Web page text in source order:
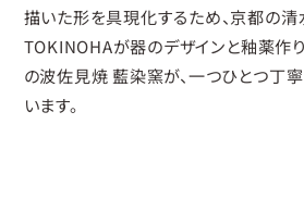
描いた形を具現化するため、京都の清
TOKINOHAが器のデザインと釉薬作
の波佐見焼 藍染窯が、一つひとつ丁
います。